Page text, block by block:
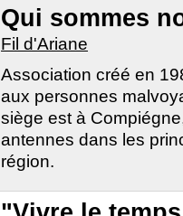
Qui sommes
Fil d'Ariane
Association créé en
aux personnes
siège est à
antennes dans les
région.